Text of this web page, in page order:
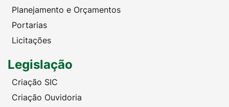
Planejamento e Orçamentos
Portarias
Licitações
Legislação
Criação SIC
Criação Ouvidoria